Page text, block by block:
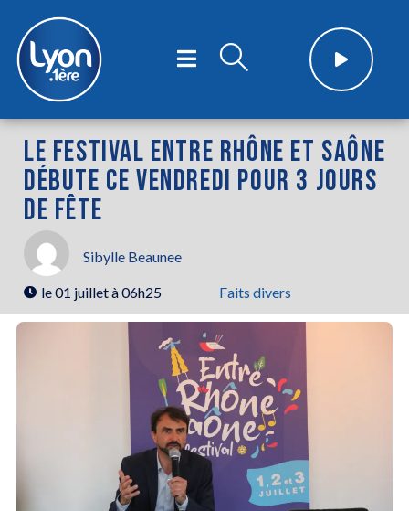
LE FESTIVAL ENTRE RHÔNE ET SAÔNE
DÉBUTE CE VENDREDI POUR 3 JOURS
DE FÊTE
Sibylle Beaunee
le01 juillet à 06h25 Faits divers